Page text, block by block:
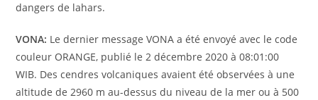
dangers de lahars.
VONA: Le dernier message VONA a été envoyé avec le code
couleur ORANGE, publié le 2 décembre 2020 à 08:01:00
WIB. Des cendres volcaniques avaient été observées à une
altitude de 2960 m au-dessus du niveau de la mer ou à 500